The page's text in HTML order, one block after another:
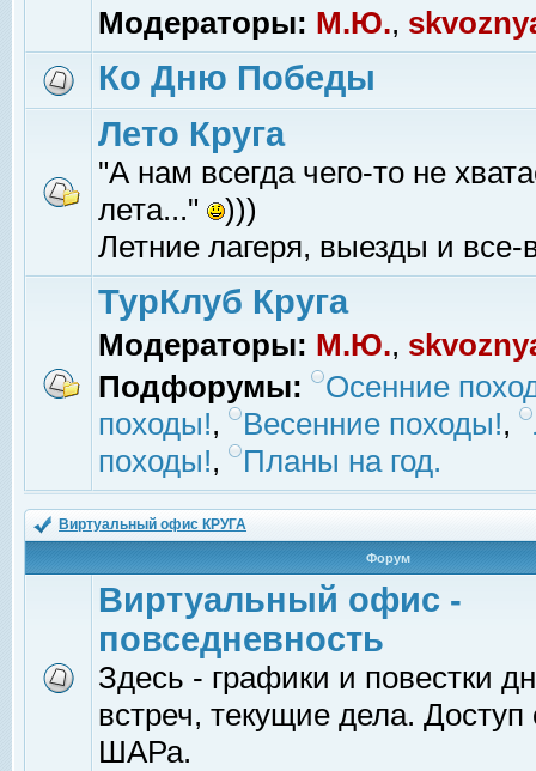
Модераторы: М.Ю.,
Ко Дню Победы
Лето Круга
"А нам всегда чего-то не
лета..."
)))
Летние лагеря, выезды и все-
ТурКлуб Круга
Модераторы: М.Ю.,
Подфорумы:
Осенние
походы!, Весенние походы!,
походы!, Планы на год.
Виртуальный офис КРУГА
Форум
Виртуальный офис -
повседневность
Здесь - графики и повестки
встреч, текущие дела.
ШАРа.